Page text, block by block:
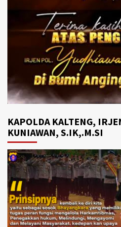
KAPOLDA KALTENG,
KUNIAWAN, S.IK,.M.SI